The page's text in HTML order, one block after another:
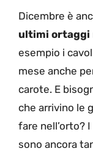
Dicembre è
ultimi ortaggi
esempio i
mese anche
carote. E
che arrivino le
fare nell’orto?
sono ancora